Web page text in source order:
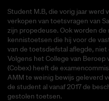
Student M.B, die vorig jaar werd
verkopen van toetsvragen van
zijn propedeuse. Ook worden de
kennistoetsen die hij voor de
van de toetsdiefstal aflegde, niet
Volgens het College van Beroep
(Cobex) heeft de
AMM te weinig bewijs geleverd
de student al vanaf 2017 de
gestolen toetsen.